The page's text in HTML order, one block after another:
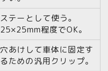
ステーとして使う。
25×25mm程度でOK。
穴あけして車体に固定す
るための汎用クリップ。